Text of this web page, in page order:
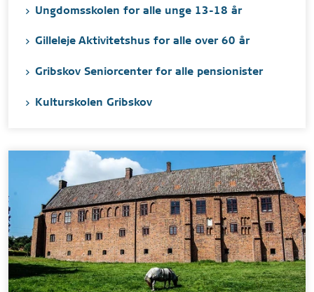
Ungdomsskolen for alle unge 13-18 år
Gilleleje Aktivitetshus for alle over 60 år
Gribskov Seniorcenter for alle pensionister
Kulturskolen Gribskov